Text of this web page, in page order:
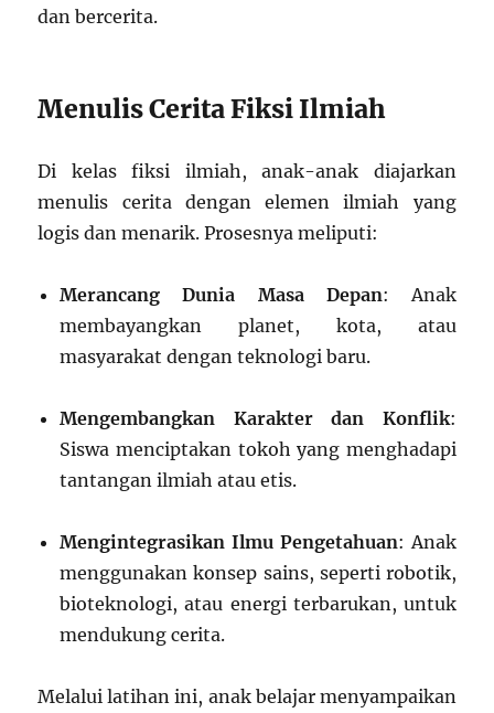
dan bercerita.
Menulis Cerita Fiksi Ilmiah
Di kelas fiksi ilmiah, anak-anak diajarkan
menulis cerita dengan elemen ilmiah yang
logis dan menarik. Prosesnya meliputi:
Merancang Dunia Masa Depan: Anak
membayangkan planet, kota, atau
masyarakat dengan teknologi baru.
Mengembangkan Karakter dan Konflik:
Siswa menciptakan tokoh yang menghadapi
tantangan ilmiah atau etis.
Mengintegrasikan Ilmu Pengetahuan: Anak
menggunakan konsep sains, seperti robotik,
bioteknologi, atau energi terbarukan, untuk
mendukung cerita.
Melalui latihan ini, anak belajar menyampaikan